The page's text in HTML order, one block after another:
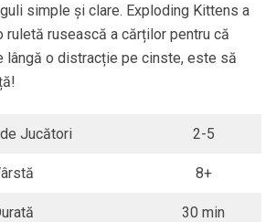
simple și clare. Exploding Kittens a
ruletă rusească a cărților pentru că
lângă o distracție pe cinste, este să
Jucători 2-5
8+
30 min